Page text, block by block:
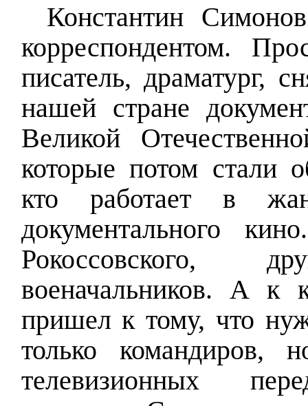
Константин
корреспондентом.
писатель, драматург,
нашей стране
Великой
которые потом стали
кто работает в
документального
Рокоссовского,
военачальников. А к
пришел к тому, что
только командиров,
телевизионных